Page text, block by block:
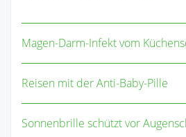
Magen-Darm-Infekt vom
Reisen mit der Anti-Baby-Pille
Sonnenbrille schützt vor